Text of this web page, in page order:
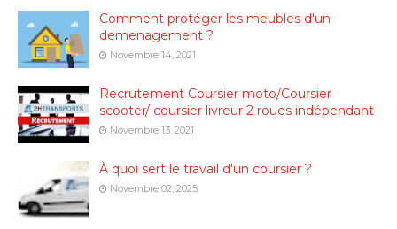
Comment protéger les meubles d'un
demenagement ?
Novembre 14, 2021
Recrutement Coursier moto/Coursier
scooter/ coursier livreur 2 roues indépendant
Novembre 13, 2021
À quoi sert le travail d'un coursier ?
Novembre 02, 2025